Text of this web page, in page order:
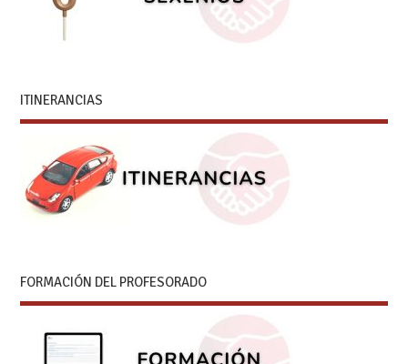
ITINERANCIAS
FORMACIÓN DEL PROFESORADO